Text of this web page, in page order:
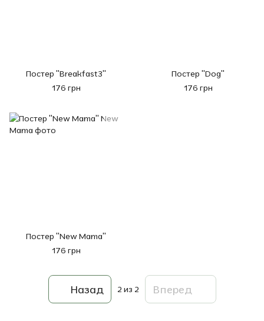
Постер "Breakfast3"
176 грн
Постер "Dog"
176 грн
Постер "New Mama"
176 грн
Назад 2 из 2 Вперед